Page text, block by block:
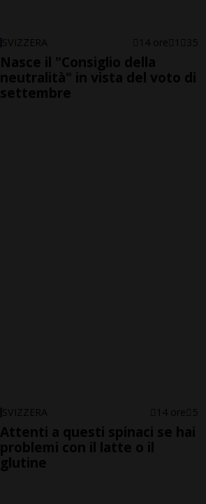
SVIZZERA 14 ore 1 35
Nasce il "Consiglio della
neutralità" in vista del voto di
settembre
SVIZZERA 14 ore 5
Attenti a questi spinaci se hai
problemi con il latte o il
glutine